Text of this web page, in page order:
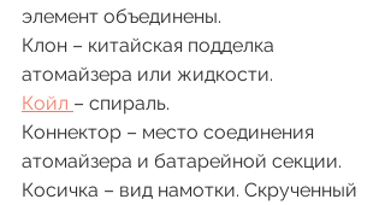
элемент объединены.
Клон – китайская подделка
атомайзера или жидкости.
Койл – спираль.
Коннектор – место соединения
атомайзера и батарейной секции.
Косичка – вид намотки. Скрученный